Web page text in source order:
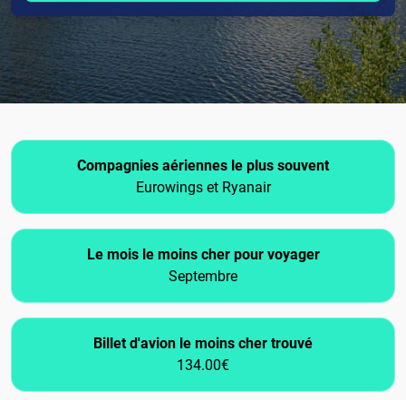
Compagnies aériennes le plus souvent
Eurowings et Ryanair
Le mois le moins cher pour voyager
Septembre
Billet d'avion le moins cher trouvé
134.00€